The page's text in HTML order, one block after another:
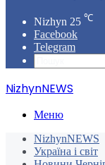
Nizhyn 25 ℃
Facebook
Telegram
NizhynNEWS
Меню
NizhynNEWS
Україна і світ